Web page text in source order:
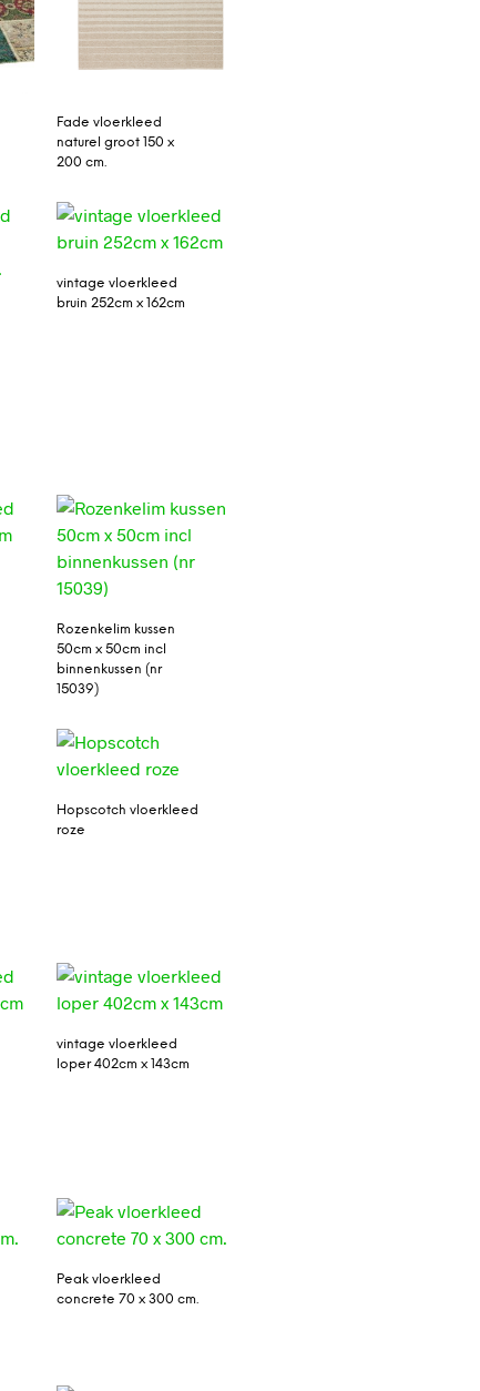
Fade vloerkleed
naturel groot 150 x
200 cm.
vintage vloerkleed
bruin 252cm x 162cm
Rozenkelim kussen
50cm x 50cm incl
binnenkussen (nr
15039)
Hopscotch vloerkleed
roze
vintage vloerkleed
loper 402cm x 143cm
Peak vloerkleed
concrete 70 x 300 cm.